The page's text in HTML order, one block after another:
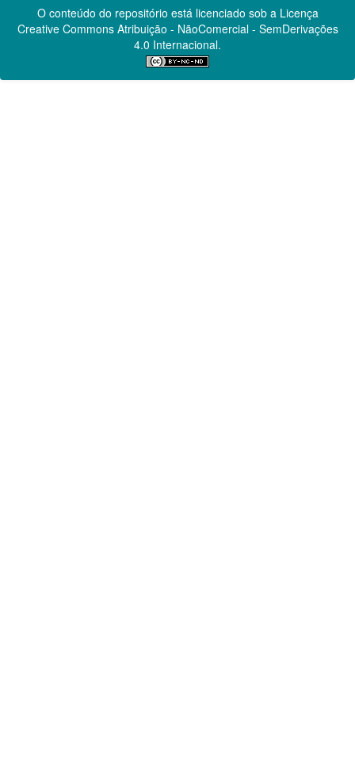
O conteúdo do repositório está licenciado sob a Licença
Creative CommonsAtribuição - NãoComercial - SemDerivações
4.0 Internacional.